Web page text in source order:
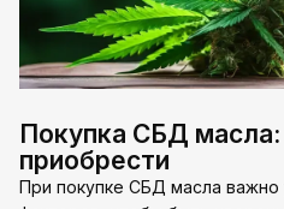
Покупка СБД масла:
приобрести
При покупке СБД масла важно